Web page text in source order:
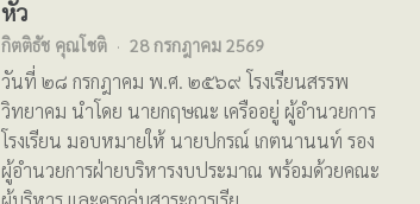
หัว
กิตติธัช คุณโชติ 28 กรกฎาคม 2569
วันที่ ๒๘ กรกฎาคม พ.ศ. ๒๕๖๙ โรงเรียนสรรพ
วิทยาคม นำโดย นายกฤษณะ เครืออยู่ ผู้อำนวยการ
โรงเรียน มอบหมายให้ นายปกรณ์ เกตนานนท์ รอง
ผู้อำนวยการฝ่ายบริหารงบประมาณ พร้อมด้วยคณะ